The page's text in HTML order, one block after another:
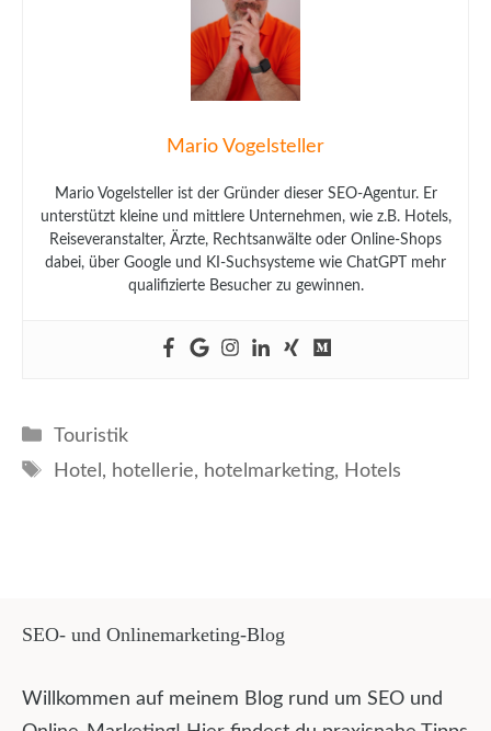
Mario Vogelsteller
Mario Vogelsteller ist der Gründer dieser SEO-Agentur. Er
unterstützt kleine und mittlere Unternehmen, wie z.B. Hotels,
Reiseveranstalter, Ärzte, Rechtsanwälte oder Online-Shops
dabei, über Google und KI-Suchsysteme wie ChatGPT mehr
qualifizierte Besucher zu gewinnen.
Kategorien
Touristik
Schlagwörter
Hotel , hotellerie, hotelmarketing, Hotels
SEO- und Onlinemarketing-Blog
Willkommen auf meinem Blog rund um SEO und